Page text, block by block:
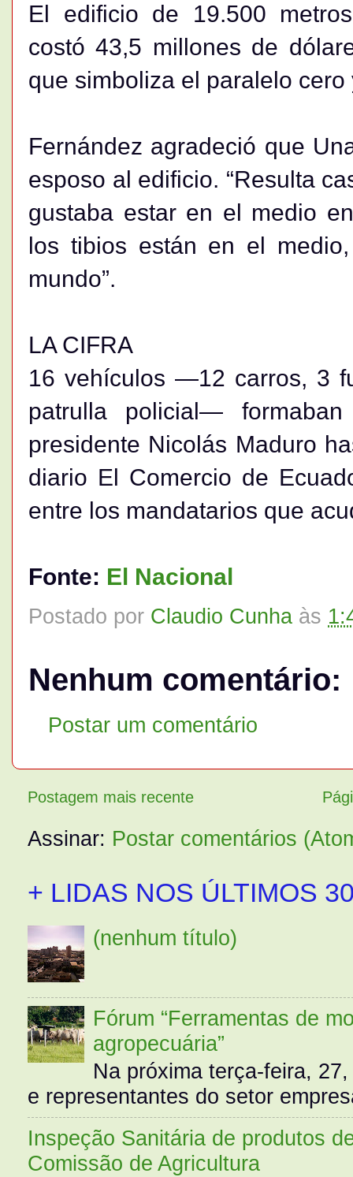
El edificio de 19.500
costó 43,5 millones de
que simboliza el paralelo
Fernández agradeció que
esposo al edificio. “Resulta
gustaba estar en el medio
los tibios están en el
mundo”.
LA CIFRA
16 vehículos —12 carros, 3
patrulla policial—
presidente Nicolás Maduro
diario El Comercio de
entre los mandatarios que
Fonte: El Nacional
Postado por Claudio Cunha às
Nenhum comentário:
Postar um comentário
Postagem mais recente
Assinar: Postar comentários
+ LIDAS NOS ÚLTIMOS
(nenhum título)
Fórum “Ferramentas de
agropecuária”
Na próxima terça-feira,
e representantes do setor
Inspeção Sanitária de produtos
Comissão de Agricultura